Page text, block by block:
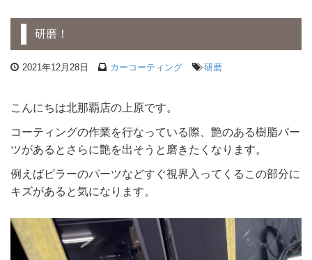
研磨！
2021年12月28日 カーコーティング 研磨
こんにちは北那覇店の上原です。
コーティングの作業を行なっている際、艶のある樹脂パー
ツがあるとさらに艶を出そうと磨きたくなります。
例えばピラーのパーツなどすぐ視界入ってくるこの部分に
キズがあると気になります。